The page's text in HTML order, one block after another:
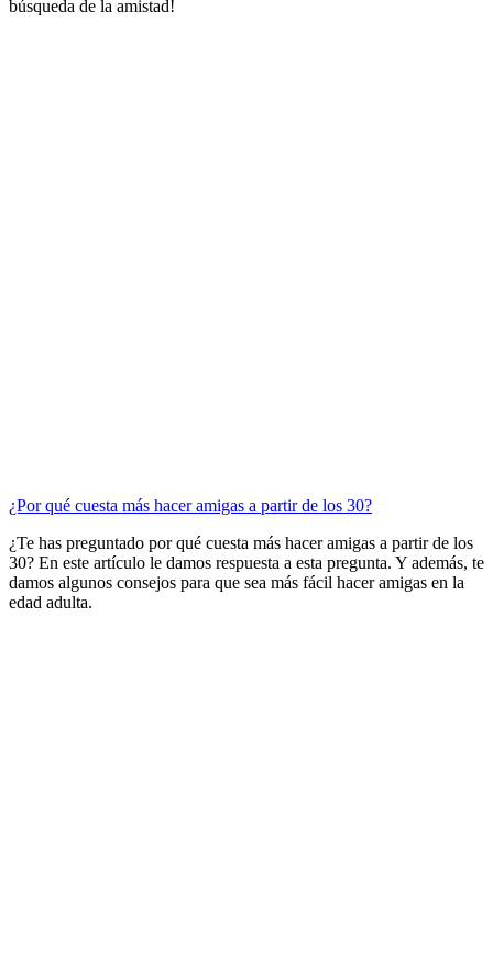
búsqueda de la amistad!
¿Por qué cuesta más hacer amigas a partir de los 30?
¿Te has preguntado por qué cuesta más hacer amigas a partir de los
30? En este artículo le damos respuesta a esta pregunta. Y además, te
damos algunos consejos para que sea más fácil hacer amigas en la
edad adulta.